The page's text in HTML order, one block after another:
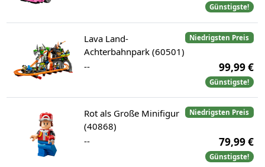
Günstigste!
Niedrigsten Preis
Lava Land-
Achterbahnpark (60501)
--
99,99 €
Günstigste!
Niedrigsten Preis
Rot als Große Minifigur
(40868)
--
79,99 €
Günstigste!